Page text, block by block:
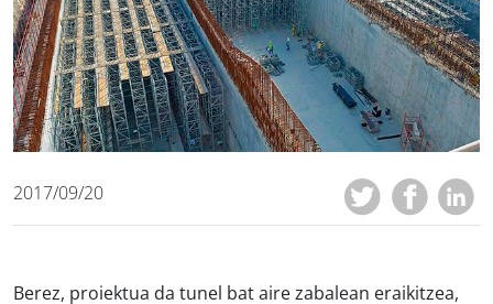
2017/09/20
Berez, proiektua da tunel bat aire zabalean eraikitzea,